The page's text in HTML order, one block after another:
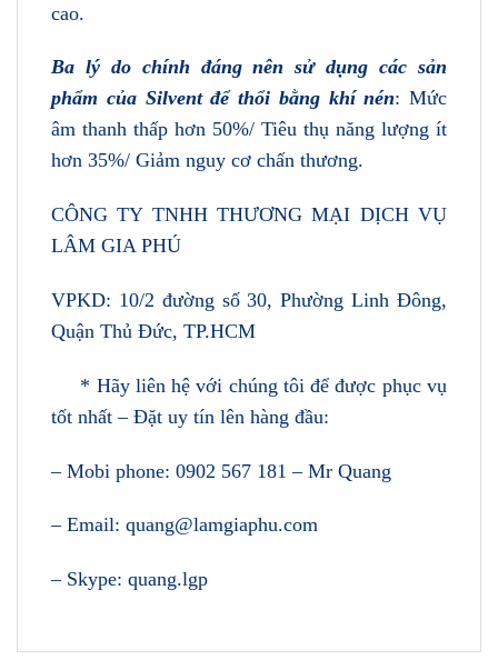
cao.
Ba lý do chính đáng nên sử dụng các sản
phẩm của Silvent để thổi bằng khí nén: Mức
âm thanh thấp hơn 50%/ Tiêu thụ năng lượng ít
hơn 35%/ Giảm nguy cơ chấn thương.
CÔNG TY TNHH THƯƠNG MẠI DỊCH VỤ
LÂM GIA PHÚ
VPKD: 10/2 đường số 30, Phường Linh Đông,
Quận Thủ Đức, TP.HCM
* Hãy liên hệ với chúng tôi để được phục vụ
tốt nhất – Đặt uy tín lên hàng đầu:
– Mobi phone: 0902 567 181 – Mr Quang
– Email: quang@lamgiaphu.com
– Skype: quang.lgp